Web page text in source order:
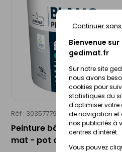
Bienvenue sur
gedimat.fr
Sur notre site
nous avons
cookies pour
statistiques du
d'optimiser votre
de navigation et
nos publicités à
centres d'intérêt.
Vous pouvez
Continuer
Réf : 30357779 BATIR
Peinture bâtiment BÂTIR
mat - pot de 15 l